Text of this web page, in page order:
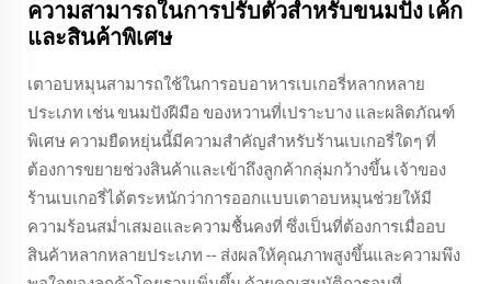
ความสามารถในการปรับตัวสำหรับขนมปัง เค้ก
และสินค้าพิเศษ
เตาอบหมุนสามารถใช้ในการอบอาหารเบเกอรี่หลากหลาย
ประเภท เช่น ขนมปังฝีมือ ของหวานที่เปราะบาง และผลิตภัณฑ์
พิเศษ ความยืดหยุ่นนี้มีความสำคัญสำหรับร้านเบเกอรี่ใดๆ ที่
ต้องการขยายช่วงสินค้าและเข้าถึงลูกค้ากลุ่มกว้างขึ้น เจ้าของ
ร้านเบเกอรี่ได้ตระหนักว่าการออกแบบเตาอบหมุนช่วยให้มี
ความร้อนสม่ำเสมอและความชื้นคงที่ ซึ่งเป็นที่ต้องการเมื่ออบ
สินค้าหลากหลายประเภท -- ส่งผลให้คุณภาพสูงขึ้นและความพึง